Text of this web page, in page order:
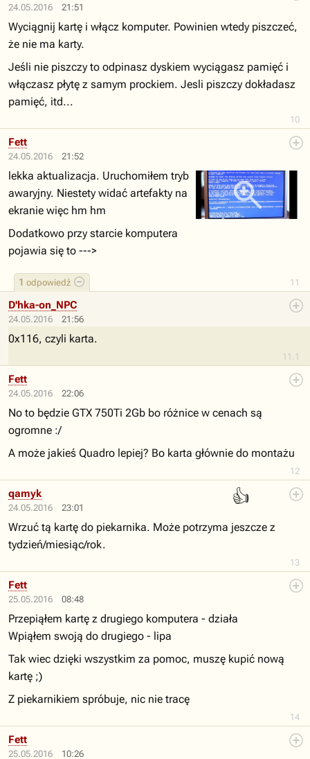
24.05.2016 21:51
10
Wyciągnij kartę i włącz komputer. Powinien wtedy piszczeć,
że nie ma karty.
Jeśli nie piszczy to odpinasz dyskiem wyciągasz pamięć i
włączasz płytę z samym prockiem. Jesli piszczy dokładasz
pamięć, itd...
24.05.2016 21:52
11
1 odpowiedź
Fett
lekka aktualizacja. Uruchomiłem tryb
awaryjny. Niestety widać artefakty na
ekranie więc hm hm
Dodatkowo przy starcie komputera
pojawia się to --->
24.05.2016 21:56
11.1
D'hka-on_NPC
0x116, czyli karta.
24.05.2016 22:06
12
Fett
No to będzie GTX 750Ti 2Gb bo różnice w cenach są
ogromne :/
A może jakieś Quadro lepiej? Bo karta głównie do montażu
24.05.2016 23:01
👍
13
qamyk
Wrzuć tą kartę do piekarnika. Może potrzyma jeszcze z
tydzień/miesiąc/rok.
25.05.2016 08:48
14
Fett
Przepiąłem kartę z drugiego komputera - działa
Wpiąłem swoją do drugiego - lipa
Tak wiec dzięki wszystkim za pomoc, muszę kupić nową
kartę ;)
Z piekarnikiem spróbuje, nic nie tracę
25.05.2016 10:26
Fett